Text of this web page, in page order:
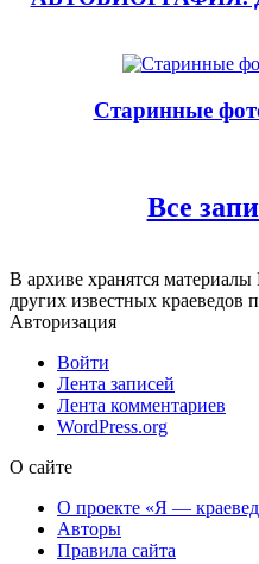
Старинные
Все
В архиве хранятся
других известных краеведов
Авторизация
Войти
Лента записей
Лента комментариев
WordPress.org
О сайте
О проекте «Я —
Авторы
Правила сайта